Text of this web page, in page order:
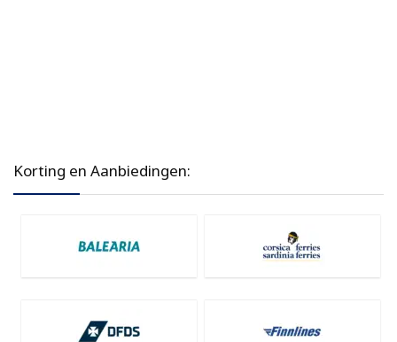
Korting en Aanbiedingen: